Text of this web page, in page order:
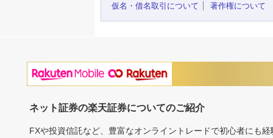
仮名・借名取引について
著作権について
ネット証券の楽天証券についてのご紹介
FXや投資信託など、豊富なオンライントレードで初心者にも